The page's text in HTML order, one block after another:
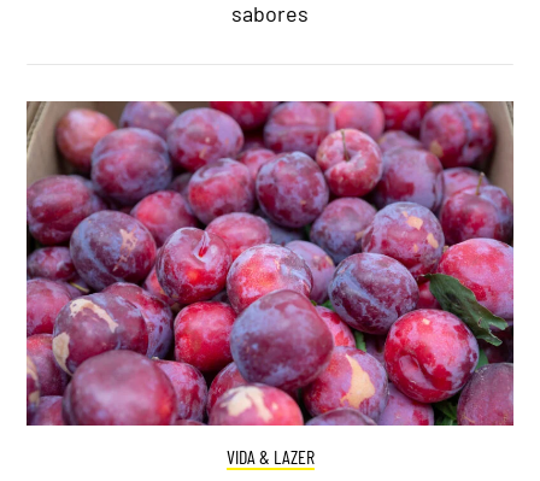
sabores
VIDA & LAZER